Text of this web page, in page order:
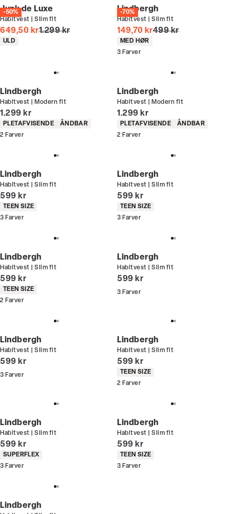
-50%
Junk de Luxe
Habitvest | Slim fit
649,50 krI alt (uden rabat)
1.299 kr
Produkt egenskaber
ULD
-70%
Lindbergh
Habitvest | Slim fit
149,70 krI alt (uden rabat)
499 kr
Produkt egenskaber
MED HØR
3 Farver
Lindbergh
Habitvest | Modern fit
I alt (inkl. rabat)
1.299 kr
Produkt egenskaber
PLETAFVISENDE
ÅNDBAR
2 Farver
Lindbergh
Habitvest | Modern fit
I alt (inkl. rabat)
1.299 kr
Produkt egenskaber
PLETAFVISENDE
ÅNDBAR
2 Farver
Lindbergh
Habitvest | Slim fit
I alt (inkl. rabat)
599 kr
Produkt egenskaber
TEEN SIZE
3 Farver
Lindbergh
Habitvest | Slim fit
I alt (inkl. rabat)
599 kr
Produkt egenskaber
TEEN SIZE
3 Farver
Lindbergh
Habitvest | Slim fit
I alt (inkl. rabat)
599 kr
Produkt egenskaber
TEEN SIZE
2 Farver
Lindbergh
Habitvest | Slim fit
I alt (inkl. rabat)
599 kr
3 Farver
Lindbergh
Habitvest | Slim fit
I alt (inkl. rabat)
599 kr
3 Farver
Lindbergh
Habitvest | Slim fit
I alt (inkl. rabat)
599 kr
Produkt egenskaber
TEEN SIZE
2 Farver
Lindbergh
Habitvest | Slim fit
I alt (inkl. rabat)
599 kr
Produkt egenskaber
SUPERFLEX
3 Farver
Lindbergh
Habitvest | Slim fit
I alt (inkl. rabat)
599 kr
Produkt egenskaber
TEEN SIZE
3 Farver
Lindbergh